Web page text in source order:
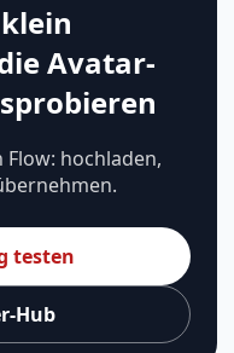
Avatar-
hochladen,
testen
Hub